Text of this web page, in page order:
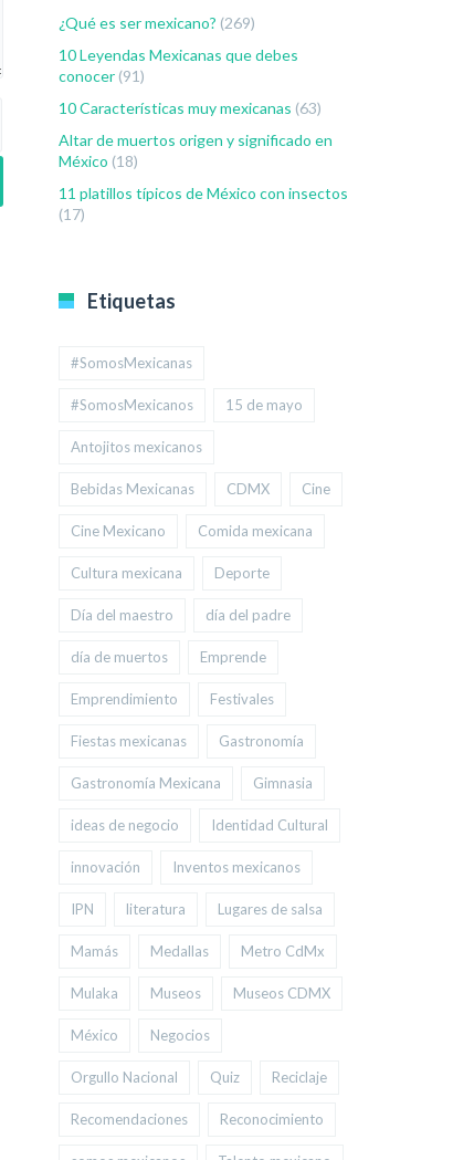
¿Qué es ser mexicano? (269)
10 Leyendas Mexicanas que debes
conocer (91)
10 Características muy mexicanas (63)
Altar de muertos origen y significado en
México (18)
11 platillos típicos de México con insectos
(17)
Etiquetas
#SomosMexicanas
#SomosMexicanos 15 de mayo
Antojitos mexicanos
Bebidas Mexicanas CDMX Cine
Cine Mexicano Comida mexicana
Cultura mexicana Deporte
Día del maestro día del padre
día de muertos Emprende
Emprendimiento Festivales
Fiestas mexicanas Gastronomía
Gastronomía Mexicana Gimnasia
ideas de negocio Identidad Cultural
innovación Inventos mexicanos
IPN literatura Lugares de salsa
Mamás Medallas Metro CdMx
Mulaka Museos Museos CDMX
México Negocios
Orgullo Nacional Quiz Reciclaje
Recomendaciones Reconocimiento